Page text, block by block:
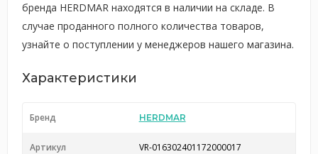
бренда HERDMAR находятся в наличии на складе. В
случае проданного полного количества товаров,
узнайте о поступлении у менеджеров нашего магазина.
Характеристики
Бренд HERDMAR
Артикул VR-016302401172000017